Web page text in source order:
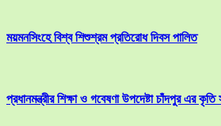
ময়মনসিংহে বিশ্ব শিশুশ্রম প্রতিরোধ দিবস পালিত
প্রধানমন্ত্রীর শিক্ষা ও গবেষণা উপদেষ্টা চাঁদপুর এর